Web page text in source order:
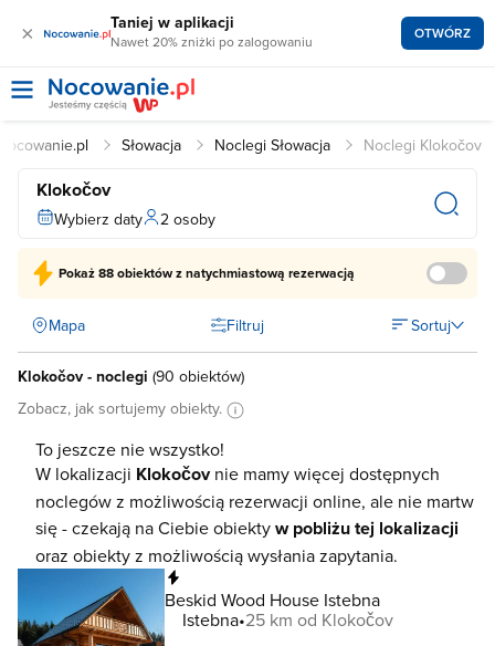
× Taniej w aplikacji
Nawet 20% zniżki po zalogowaniu OTWÓRZ
Słowacja Noclegi Słowacja Noclegi Klokočov
Klokočov
Wybierz daty 2 osoby
Pokaż88 obiektówz natychmiastową rezerwacją
Mapa Filtruj Sortuj
Klokočov - noclegi (90 obiektów)
Zobacz, jak sortujemy obiekty.
To jeszcze nie wszystko!
W lokalizacji Klokočovnie mamy więcej dostępnych
noclegów z możliwością rezerwacji online, ale nie martw
się - czekają na Ciebie obiektyw pobliżu tej lokalizacji
oraz obiekty z możliwością wysłania zapytania.
Beskid Wood House Istebna
Istebna 25 km od Klokočov